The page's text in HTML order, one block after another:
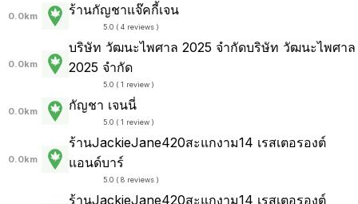
0.0km ร้านกัญชาแจ๊คกี้เจน
5.0 ( 4 reviews )
0.0km
บริษัท วัฒนะไพศาล 2025 จำกัดบริษัท วัฒนะไพศาล
2025 จำกัด
5.0 ( 1 review )
0.0km กัญชา เจนนี่
5.0 ( 1 review )
0.0km
ร้านJackieJane420สะแกงาม14 เรสเตอรองต์
แอนด์บาร์
5.0 ( 8 reviews )
ร้านJackieJane420สะแกงาม14 เรสเตอรองต์